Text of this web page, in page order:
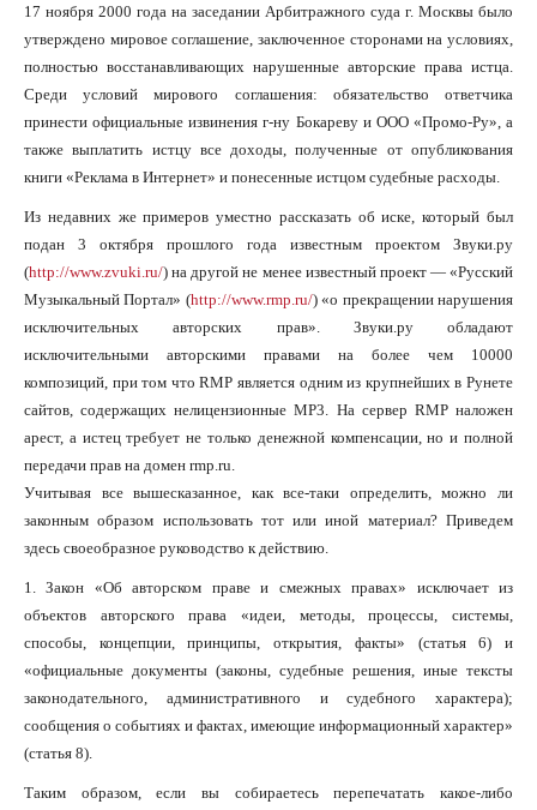
17 ноября 2000 года на заседании Арбитражного суда г. Москвы было
утверждено мировое соглашение, заключенное сторонами на условиях,
полностью восстанавливающих нарушенные авторские права истца.
Среди условий мирового соглашения: обязательство ответчика
принести официальные извинения г-ну Бокареву и ООО «Промо-Ру», а
также выплатить истцу все доходы, полученные от опубликования
книги «Реклама в Интернет» и понесенные истцом судебные расходы.
Из недавних же примеров уместно рассказать об иске, который был
подан 3 октября прошлого года известным проектом Звуки.ру
(http://www.zvuki.ru/) на другой не менее известный проект — «Русский
Музыкальный Портал» (http://www.rmp.ru/) «о прекращении нарушения
исключительных авторских прав». Звуки.ру обладают
исключительными авторскими правами на более чем 10000
композиций, при том что RMP является одним из крупнейших в Рунете
сайтов, содержащих нелицензионные MP3. На сервер RMP наложен
арест, а истец требует не только денежной компенсации, но и полной
передачи прав на домен rmp.ru.
Учитывая все вышесказанное, как все-таки определить, можно ли
законным образом использовать тот или иной материал? Приведем
здесь своеобразное руководство к действию.
1. Закон «Об авторском праве и смежных правах» исключает из
объектов авторского права «идеи, методы, процессы, системы,
способы, концепции, принципы, открытия, факты» (статья 6) и
«официальные документы (законы, судебные решения, иные тексты
законодательного, административного и судебного характера);
сообщения о событиях и фактах, имеющие информационный характер»
(статья 8).
Таким образом, если вы собираетесь перепечатать какое-либо